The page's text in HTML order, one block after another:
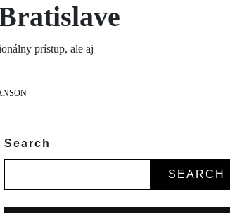
prístup, ale aj
Search
SEARCH